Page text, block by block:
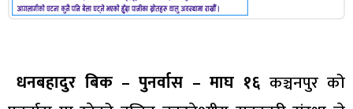
धनबहादुर बिक – पुनर्वास – माघ १६ कञ्चनपुर को